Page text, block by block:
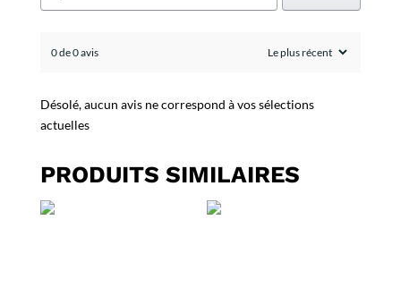
0 de 0 avis
Désolé, aucun avis ne correspond à vos sélections
actuelles
PRODUITS SIMILAIRES